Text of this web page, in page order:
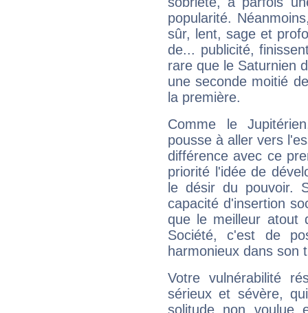
popularité.
sûr, lent, sage et
de... publicité,
rare que le Saturnien
une seconde moitié
la première.
Comme le
pousse à aller vers
différence avec ce
priorité l'idée de
le désir du pouvoir.
capacité d'insertion
que le meilleur atout
Société, c'est de
harmonieux dans son
Votre vulnérabilité
sérieux et sévère,
solitude non voulue